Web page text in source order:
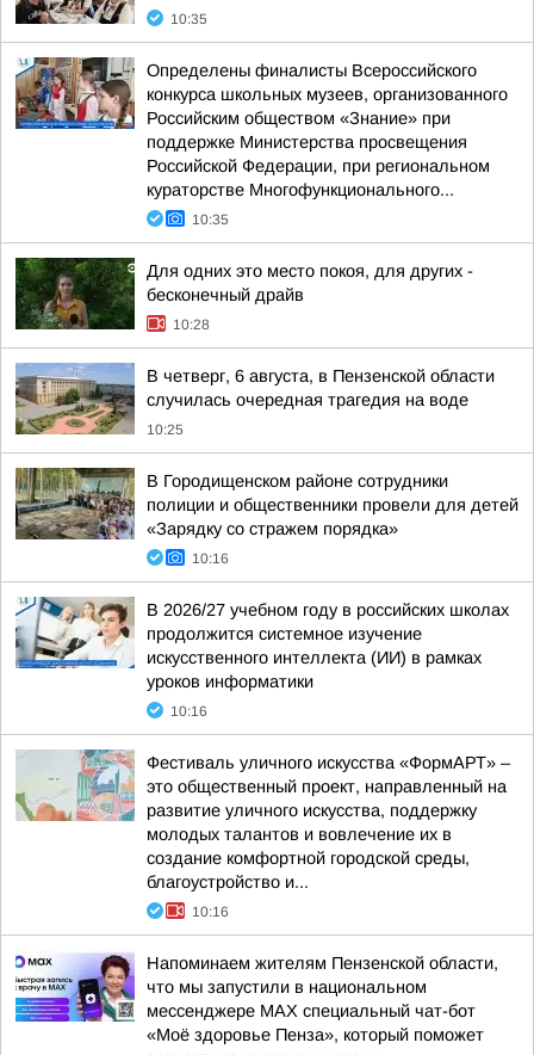
10:35
Определены финалисты Всероссийского
конкурса школьных музеев, организованного
Российским обществом «Знание» при
поддержке Министерства просвещения
Российской Федерации, при региональном
кураторстве Многофункционального...
10:35
Для одних это место покоя, для других -
бесконечный драйв
10:28
В четверг, 6 августа, в Пензенской области
случилась очередная трагедия на воде
10:25
В Городищенском районе сотрудники
полиции и общественники провели для детей
«Зарядку со стражем порядка»
10:16
В 2026/27 учебном году в российских школах
продолжится системное изучение
искусственного интеллекта (ИИ) в рамках
уроков информатики
10:16
Фестиваль уличного искусства «ФормАРТ» –
это общественный проект, направленный на
развитие уличного искусства, поддержку
молодых талантов и вовлечение их в
создание комфортной городской среды,
благоустройство и...
10:16
Напоминаем жителям Пензенской области,
что мы запустили в национальном
мессенджере МАХ специальный чат-бот
«Моё здоровье Пенза», который поможет